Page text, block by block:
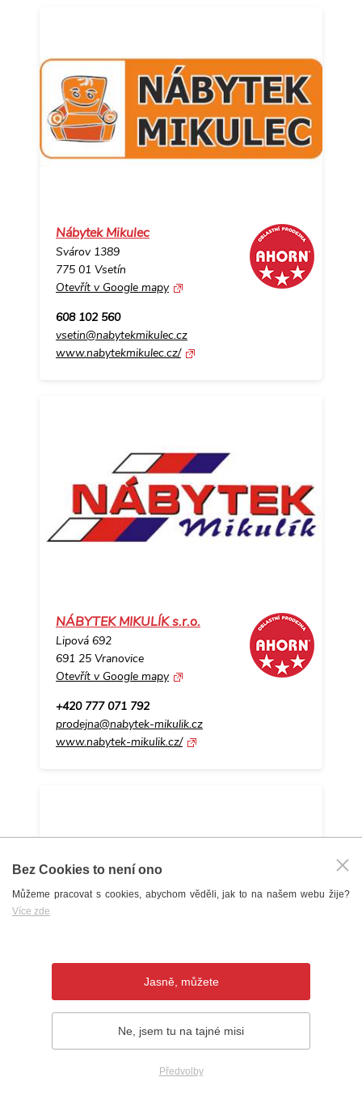
Nábytek Mikulec
Svárov 1389
775 01 Vsetín
Otevřít v Google mapy
608 102 560
vsetin@nabytekmikulec.cz
www.nabytekmikulec.cz/
NÁBYTEK MIKULÍK s.r.o.
Lipová 692
691 25 Vranovice
Otevřít v Google mapy
+420 777 071 792
prodejna@nabytek-mikulik.cz
www.nabytek-mikulik.cz/
Nábytek OD Centrum
budova OD Centrum
Dolní Valy 4
Bez Cookies to není ono
Můžeme pracovat s cookies, abychom věděli, jak to na našem webu žije?
Více zde
Jasně, můžete
Ne, jsem tu na tajné misi
Předvolby